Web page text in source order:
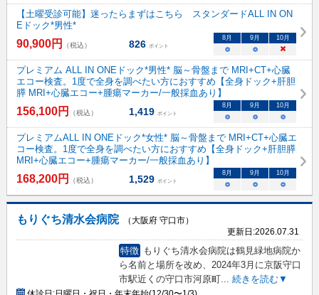
【土曜受診可能】迷ったらまずはこちら スタンダードALL IN ON
Eドック*男性*
90,900円 （税込） 826 ポイント
8 月 9 月 10月
○ ○ ×
プレミアム ALL IN ONEドック*男性* 脳～骨盤まで MRI+CT+心臓
エコー検査。1度で全身を調べたい方におすすめ【全身ドック+肝胆
膵 MRI+心臓エコー+腫瘍マーカー/一般採血あり】
156,100円 （税込） 1,419 ポイント
8 月 9 月 10月
○ ○ ○
プレミアムALL IN ONEドック*女性* 脳～骨盤まで MRI+CT+心臓エ
コー検査。1度で全身を調べたい方におすすめ【全身ドック+肝胆膵
MRI+心臓エコー+腫瘍マーカー/一般採血あり】
168,200円 （税込） 1,529 ポイント
8 月 9 月 10月
○ ○ ○
もりぐち清水会病院
（大阪府 守口市）
更新日:2026.07.31
特徴 もりぐち清水会病院は鶴見緑地病院か
ら名前と場所を改め、2024年3月に京阪守口
市駅近くの守口市河原町... 続きを読む▼